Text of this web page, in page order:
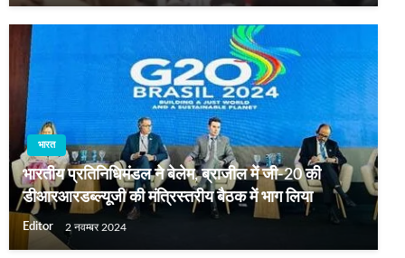
भारत
भारतीय प्रतिनिधिमंडल ने बेलेम, ब्राजील में जी-20 की
डीआरआरडब्ल्यूजी की मंत्रिस्तरीय बैठक में भाग लिया
Editor 2 नवम्बर 2024